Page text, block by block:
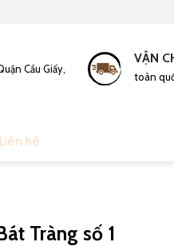
Cầu Giấy,
VẬN
toàn
Liên hệ
Tràng số 1